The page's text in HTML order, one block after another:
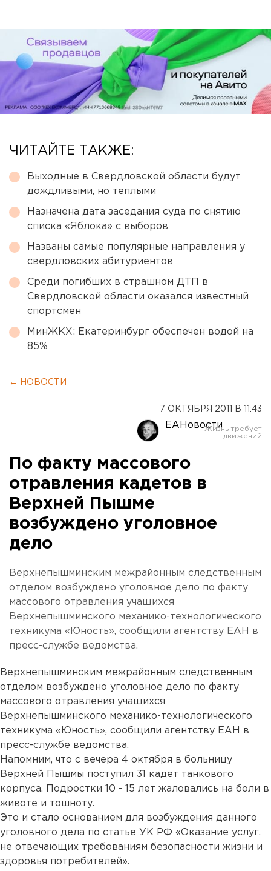
ЧИТАЙТЕ ТАКЖЕ:
Выходные в Свердловской области будут
дождливыми, но теплыми
Назначена дата заседания суда по снятию
списка «Яблока» с выборов
Названы самые популярные направления у
свердловских абитуриентов
Среди погибших в страшном ДТП в
Свердловской области оказался известный
спортсмен
МинЖКХ: Екатеринбург обеспечен водой на
85%
← НОВОСТИ
7 ОКТЯБРЯ 2011 В 11:43
ЕАНовости
По факту массового
отравления кадетов в
Верхней Пышме
возбуждено уголовное
дело
Верхнепышминским межрайонным следственным
отделом возбуждено уголовное дело по факту
массового отравления учащихся
Верхнепышминского механико-технологического
техникума «Юность», сообщили агентству ЕАН в
пресс-службе ведомства.
Верхнепышминским межрайонным следственным
отделом возбуждено уголовное дело по факту
массового отравления учащихся
Верхнепышминского механико-технологического
техникума «Юность», сообщили агентству ЕАН в
пресс-службе ведомства.
Напомним, что с вечера 4 октября в больницу
Верхней Пышмы поступил 31 кадет танкового
корпуса. Подростки 10 - 15 лет жаловались на боли в
животе и тошноту.
Это и стало основанием для возбуждения данного
уголовного дела по статье УК РФ «Оказание услуг,
не отвечающих требованиям безопасности жизни и
здоровья потребителей».